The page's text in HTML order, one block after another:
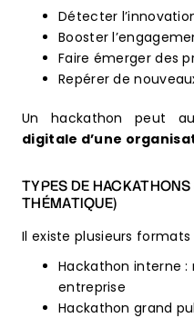
Détecter
Booster
Faire émerger des
Repérer de
Un hackathon peut
digitale d’une
TYPES DE
THÉMATIQUE)
Il existe plusieurs formats
Hackathon interne :
entreprise
Hackathon grand